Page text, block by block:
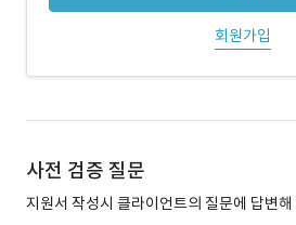
회원가입
사전 검증 질문
지원서 작성시 클라이언트의 질문에 답변해